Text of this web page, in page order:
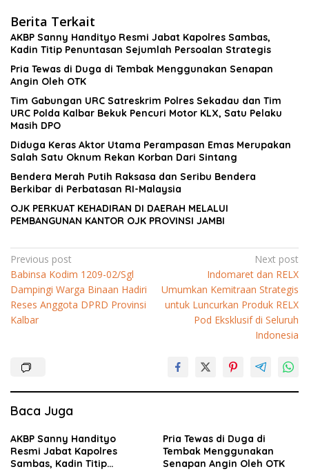
Berita Terkait
AKBP Sanny Handityo Resmi Jabat Kapolres Sambas,
Kadin Titip Penuntasan Sejumlah Persoalan Strategis
Pria Tewas di Duga di Tembak Menggunakan Senapan
Angin Oleh OTK
Tim Gabungan URC Satreskrim Polres Sekadau dan Tim
URC Polda Kalbar Bekuk Pencuri Motor KLX, Satu Pelaku
Masih DPO
Diduga Keras Aktor Utama Perampasan Emas Merupakan
Salah Satu Oknum Rekan Korban Dari Sintang
Bendera Merah Putih Raksasa dan Seribu Bendera
Berkibar di Perbatasan RI-Malaysia
OJK PERKUAT KEHADIRAN DI DAERAH MELALUI
PEMBANGUNAN KANTOR OJK PROVINSI JAMBI
Navigasi
pos
Previous post
Babinsa Kodim 1209-02/Sgl
Dampingi Warga Binaan Hadiri
Reses Anggota DPRD Provinsi
Kalbar
Next post
Indomaret dan RELX
Umumkan Kemitraan Strategis
untuk Luncurkan Produk RELX
Pod Eksklusif di Seluruh
Indonesia
Baca Juga
AKBP Sanny Handityo
Resmi Jabat Kapolres
Sambas, Kadin Titip
Pria Tewas di Duga di
Tembak Menggunakan
Senapan Angin Oleh OTK